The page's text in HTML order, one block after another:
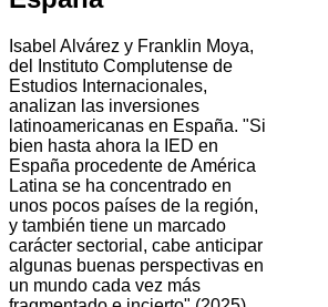
Isabel Alvárez y Franklin Moya,
del Instituto Complutense de
Estudios Internacionales,
analizan las inversiones
latinoamericanas en España. "Si
bien hasta ahora la IED en
España procedente de América
Latina se ha concentrado en
unos pocos países de la región,
y también tiene un marcado
carácter sectorial, cabe anticipar
algunas buenas perspectivas en
un mundo cada vez más